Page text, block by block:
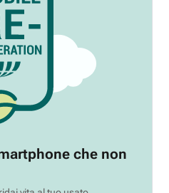
che non